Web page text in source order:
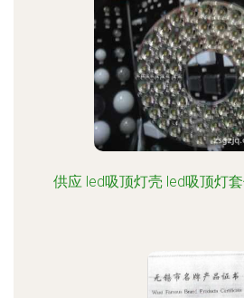
供应 led吸顶灯壳 led吸顶灯